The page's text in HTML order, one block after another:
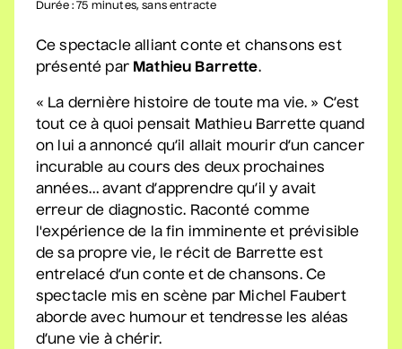
David Corriveau
• 100 contrefaçons
30 août 2026• 15 h 00
Après-midi
Sam Breton
• Ga-lé aller
2 septembre 2026
• 19 h 30
Salle André-Mathieu
Korine Côté, Gabrielle
Caron, Rolly Assal
• Korine Côté et invités
Durée : 75 minutes, sans entracte
Ce spectacle alliant conte et chansons est
présenté par Mathieu Barrette.
« La dernière histoire de toute ma vie. » C’est
tout ce à quoi pensait Mathieu Barrette quand
on lui a annoncé qu’il allait mourir d’un cancer
incurable au cours des deux prochaines
années… avant d’apprendre qu’il y avait
erreur de diagnostic. Raconté comme
l'expérience de la fin imminente et prévisible
de sa propre vie, le récit de Barrette est
entrelacé d’un conte et de chansons. Ce
spectacle mis en scène par Michel Faubert
aborde avec humour et tendresse les aléas
d’une vie à chérir.